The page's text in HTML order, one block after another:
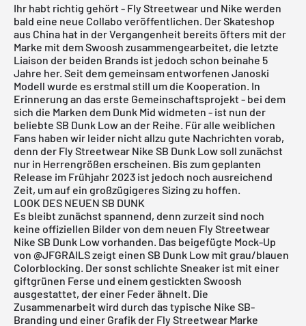
Ihr habt richtig gehört - Fly Streetwear und Nike werden
bald eine neue Collabo veröffentlichen. Der Skateshop
aus China hat in der Vergangenheit bereits öfters mit der
Marke mit dem Swoosh zusammengearbeitet, die letzte
Liaison der beiden Brands ist jedoch schon beinahe 5
Jahre her. Seit dem gemeinsam entworfenen Janoski
Modell wurde es erstmal still um die Kooperation. In
Erinnerung an das erste Gemeinschaftsprojekt - bei dem
sich die Marken dem Dunk Mid widmeten - ist nun der
beliebte SB Dunk Low an der Reihe. Für alle weiblichen
Fans haben wir leider nicht allzu gute Nachrichten vorab,
denn der Fly Streetwear Nike SB Dunk Low soll zunächst
nur in Herrengrößen erscheinen. Bis zum geplanten
Release im Frühjahr 2023 ist jedoch noch ausreichend
Zeit, um auf ein großzügigeres Sizing zu hoffen.
LOOK DES NEUEN SB DUNK
Es bleibt zunächst spannend, denn zurzeit sind noch
keine offiziellen Bilder von dem neuen Fly Streetwear
Nike SB Dunk Low vorhanden. Das beigefügte Mock-Up
von @JFGRAILS zeigt einen SB Dunk Low mit grau/blauen
Colorblocking. Der sonst schlichte Sneaker ist mit einer
giftgrünen Ferse und einem gestickten Swoosh
ausgestattet, der einer Feder ähnelt. Die
Zusammenarbeit wird durch das typische Nike SB-
Branding und einer Grafik der Fly Streetwear Marke